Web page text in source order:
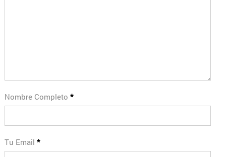
Nombre Completo *
Tu Email *